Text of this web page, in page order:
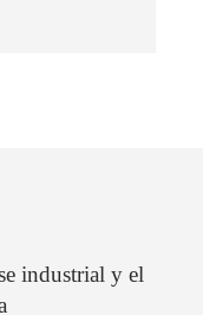
industrial y el